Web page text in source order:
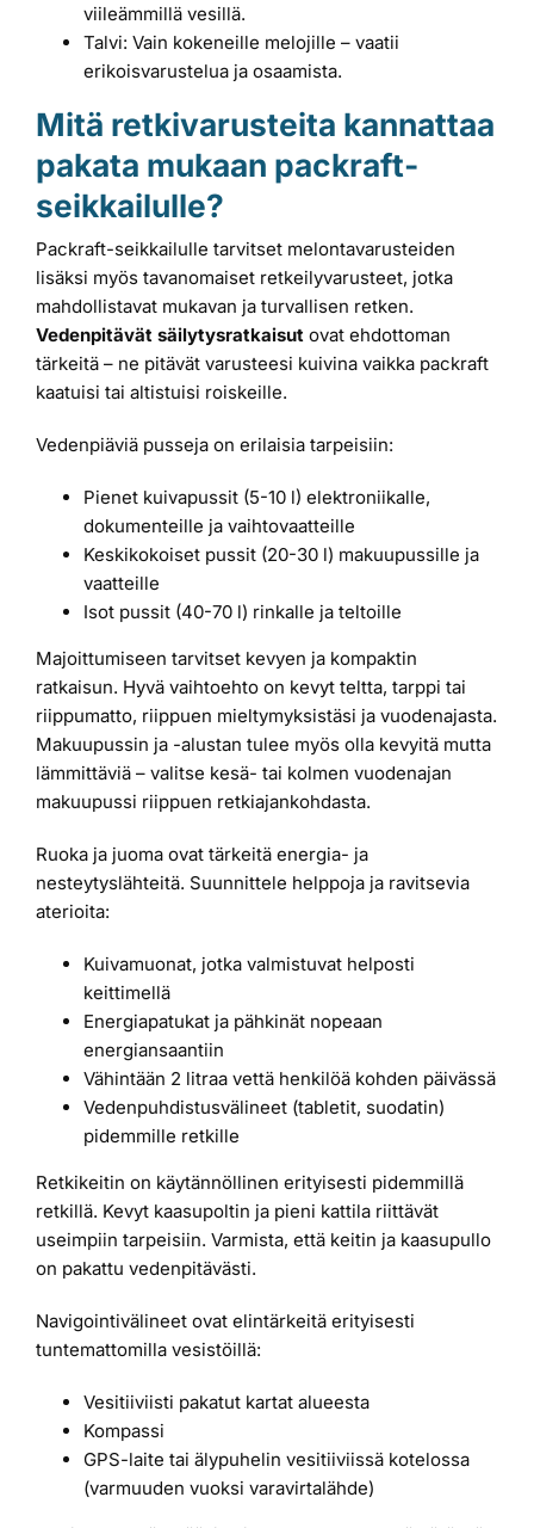
viileämmillä vesillä.
Talvi: Vain kokeneille melojille – vaatii
erikoisvarustelua ja osaamista.
Mitä retkivarusteita kannattaa
pakata mukaan packraft-
seikkailulle?
Packraft-seikkailulle tarvitset melontavarusteiden
lisäksi myös tavanomaiset retkeilyvarusteet, jotka
mahdollistavat mukavan ja turvallisen retken.
Vedenpitävät säilytysratkaisut ovat ehdottoman
tärkeitä – ne pitävät varusteesi kuivina vaikka packraft
kaatuisi tai altistuisi roiskeille.
Vedenpiäviä pusseja on erilaisia tarpeisiin:
Pienet kuivapussit (5-10 l) elektroniikalle,
dokumenteille ja vaihtovaatteille
Keskikokoiset pussit (20-30 l) makuupussille ja
vaatteille
Isot pussit (40-70 l) rinkalle ja teltoille
Majoittumiseen tarvitset kevyen ja kompaktin
ratkaisun. Hyvä vaihtoehto on kevyt teltta, tarppi tai
riippumatto, riippuen mieltymyksistäsi ja vuodenajasta.
Makuupussin ja -alustan tulee myös olla kevyitä mutta
lämmittäviä – valitse kesä- tai kolmen vuodenajan
makuupussi riippuen retkiajankohdasta.
Ruoka ja juoma ovat tärkeitä energia- ja
nesteytyslähteitä. Suunnittele helppoja ja ravitsevia
aterioita:
Kuivamuonat, jotka valmistuvat helposti
keittimellä
Energiapatukat ja pähkinät nopeaan
energiansaantiin
Vähintään 2 litraa vettä henkilöä kohden päivässä
Vedenpuhdistusvälineet (tabletit, suodatin)
pidemmille retkille
Retkikeitin on käytännöllinen erityisesti pidemmillä
retkillä. Kevyt kaasupoltin ja pieni kattila riittävät
useimpiin tarpeisiin. Varmista, että keitin ja kaasupullo
on pakattu vedenpitävästi.
Navigointivälineet ovat elintärkeitä erityisesti
tuntemattomilla vesistöillä:
Vesitiiviisti pakatut kartat alueesta
Kompassi
GPS-laite tai älypuhelin vesitiiviissä kotelossa
(varmuuden vuoksi varavirtalähde)